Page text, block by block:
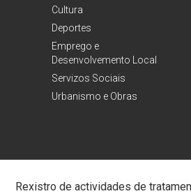
Cultura
Deportes
Emprego e
Desenvolvemento Local
Servizos Sociais
Urbanismo e Obras
Rexistro de actividades de